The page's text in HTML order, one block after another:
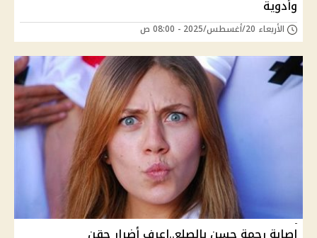
وأدوية
الأربعاء 20/أغسطس/2025 - 08:00 ص